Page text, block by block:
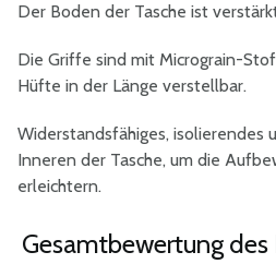
Der Boden der Tasche ist
Die Griffe sind mit Micrograin-
Hüfte in der Länge verstellbar.
Widerstandsfähiges, isolierendes
Inneren der Tasche, um die
erleichtern.
Gesamtbewertung des